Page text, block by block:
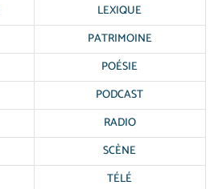
LEXIQUE
PATRIMOINE
POÉSIE
PODCAST
RADIO
SCÈNE
TÉLÉ